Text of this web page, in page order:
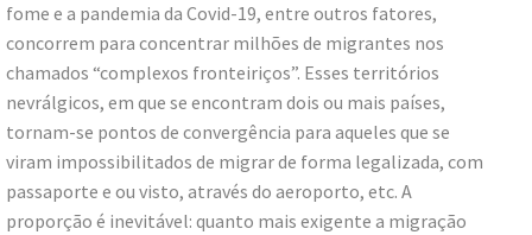
fome e a pandemia da Covid-19, entre outros fatores,
concorrem para concentrar milhões de migrantes nos
chamados “complexos fronteiriços”. Esses territórios
nevrálgicos, em que se encontram dois ou mais países,
tornam-se pontos de convergência para aqueles que se
viram impossibilitados de migrar de forma legalizada, com
passaporte e ou visto, através do aeroporto, etc. A
proporção é inevitável: quanto mais exigente a migração